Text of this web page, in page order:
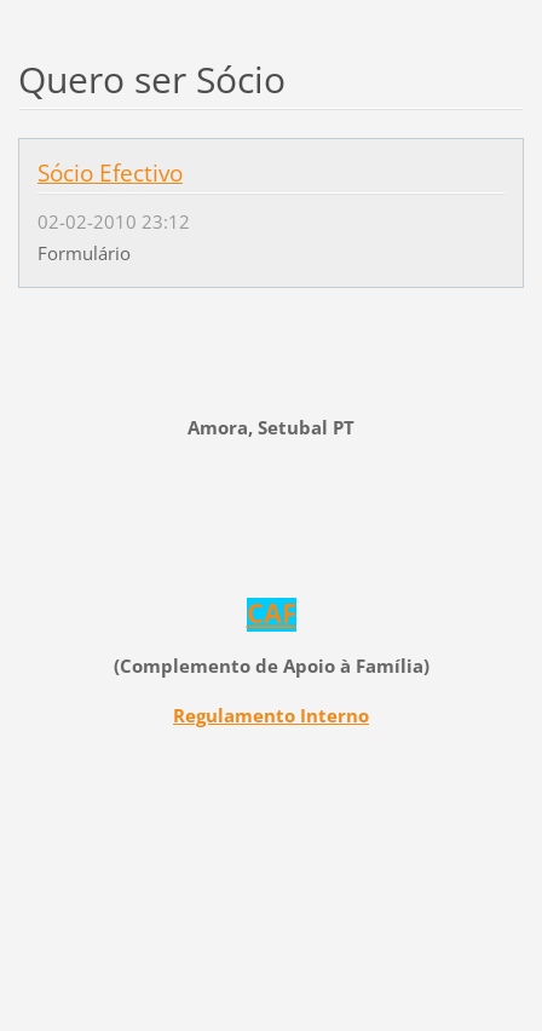
Quero ser Sócio
Sócio Efectivo
02-02-2010 23:12
Formulário
Amora, Setubal PT
CAF
(Complemento de Apoio à Família)
Regulamento Interno